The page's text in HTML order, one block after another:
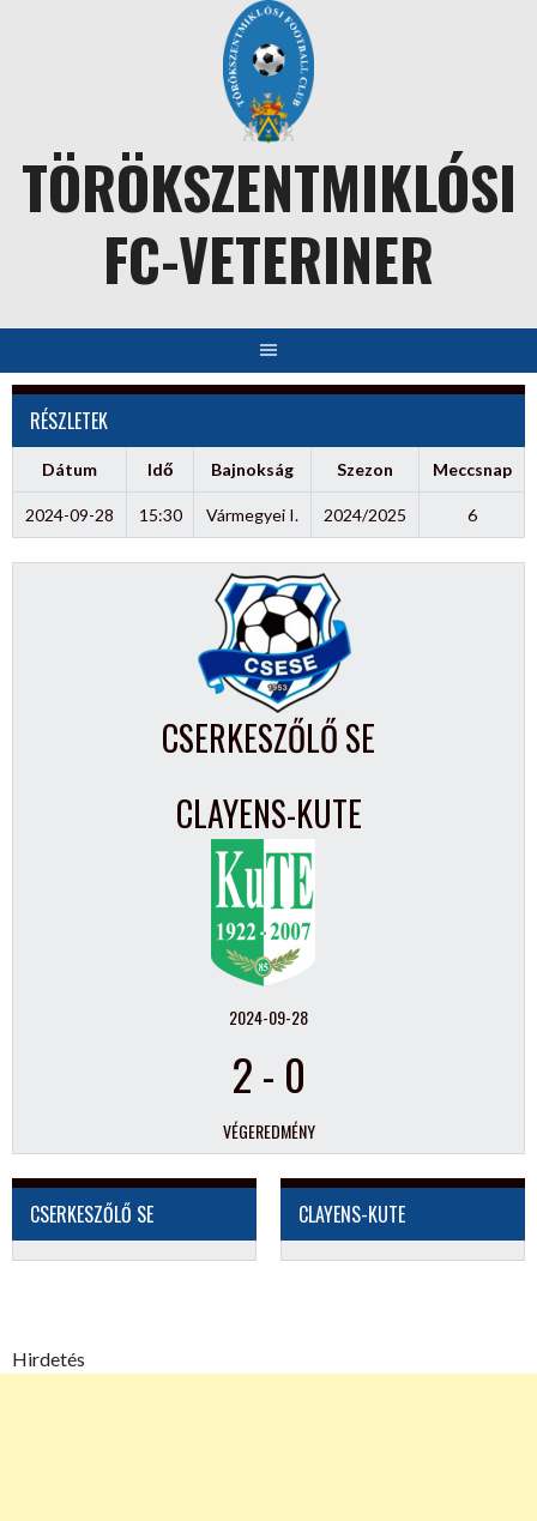
TÖRÖKSZENTMIKLÓSI
FC-VETERINER
RÉSZLETEK
Dátum Idő Bajnokság Szezon Meccsnap
2024-09-28 15:30 Vármegyei I. 2024/2025 6
CSERKESZŐLŐ SE
CLAYENS-KUTE
2024-09-28
2- 0
VÉGEREDMÉNY
CSERKESZŐLŐ SE CLAYENS-KUTE
Hirdetés